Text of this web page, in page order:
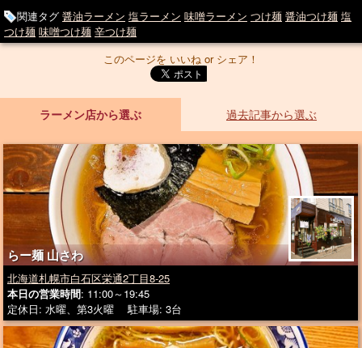
関連タグ 醤油ラーメン 塩ラーメン 味噌ラーメン つけ麺 醤油つけ麺 塩
つけ麺 味噌つけ麺 辛つけ麺
このページを いいね or シェア！
ラーメン店から選ぶ 過去記事から選ぶ
らー麺 山さわ
北海道札幌市白石区栄通2丁目8-25
本日の営業時間: 11:00～19:45
定休日: 水曜、第3火曜 駐車場: 3台